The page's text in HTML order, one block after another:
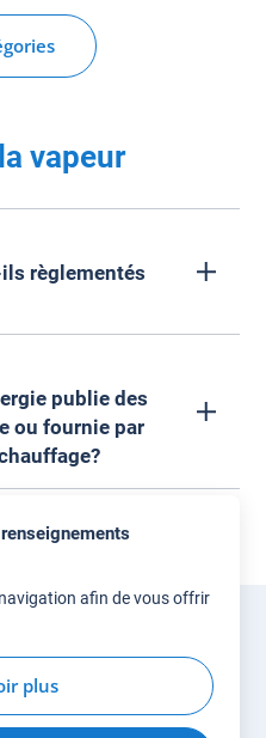
afin de vous offrir
plus
vapeur
règlementés
règlementé au Québec et
dans des contrats
les fournisseurs de
publie des
ou fournie par
pas de prix sur la vapeur.
et comme le nombre de
clients est limité au
de contrevenir à la
Accessibilité